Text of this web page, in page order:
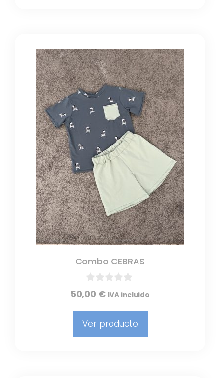
Combo CEBRAS
0
d
50,00 € IVA incluido
Ver producto